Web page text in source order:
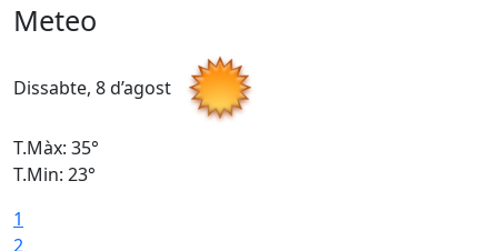
Meteo
Dissabte, 8 d’agost
T.Màx: 35°
T.Min: 23°
1
2